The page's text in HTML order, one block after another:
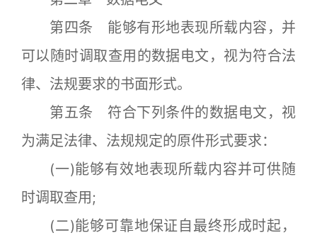
第四条 能够有形地表现所载内容，并
可以随时调取查用的数据电文，视为符合法
律、法规要求的书面形式。
第五条 符合下列条件的数据电文，视
为满足法律、法规规定的原件形式要求：
(一)能够有效地表现所载内容并可供随
时调取查用;
(二)能够可靠地保证自最终形成时起，